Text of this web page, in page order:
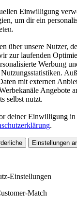
Einwilligung
um dir ein
über unsere Nutzer,
zur laufenden
Werbung
mit externen
Angebote
selbst nutzt.
deiner Einwilligung in
.
Einstellungen
Einstellungen
Match